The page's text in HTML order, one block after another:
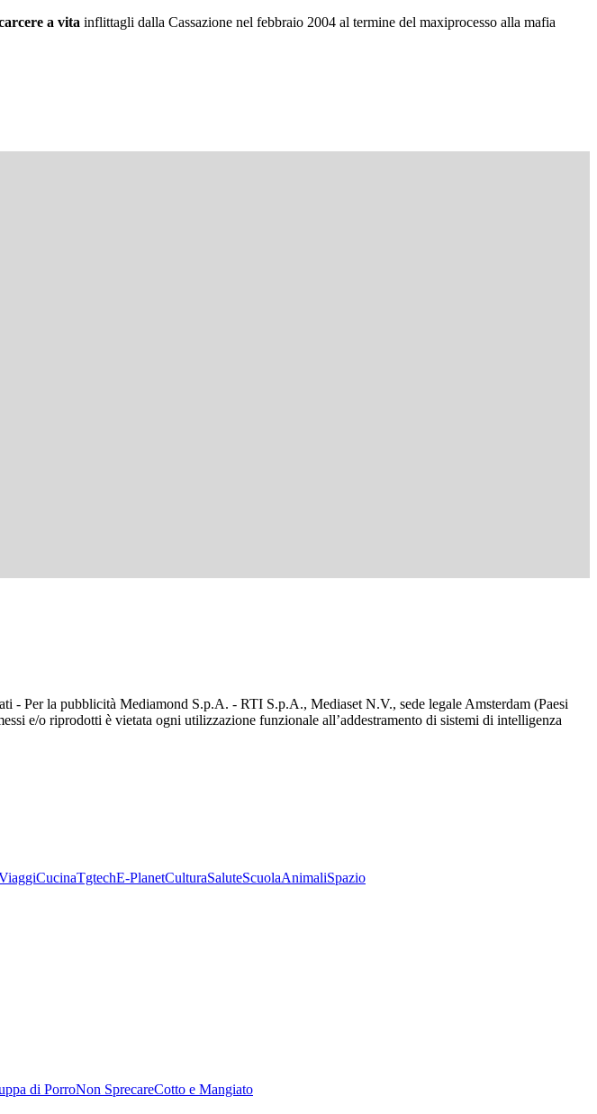
a vita inflittagli dalla Cassazione nel febbraio 2004 al termine del maxiprocesso alla mafia
Per la pubblicità Mediamond S.p.A. - RTI S.p.A., Mediaset N.V., sede legale Amsterdam (Paesi
e/o riprodotti è vietata ogni utilizzazione funzionale all’addestramento di sistemi di intelligenza
CucinaTgtechE-PlanetCulturaSaluteScuolaAnimaliSpazio
di PorroNon SprecareCotto e Mangiato